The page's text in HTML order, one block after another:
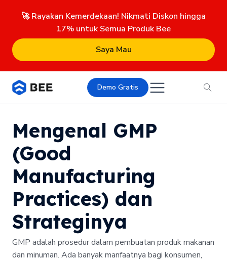
🚀 Rayakan Kemerdekaan! Nikmati Diskon hingga
17% untuk Semua Produk Bee
Saya Mau
Demo Gratis
Mengenal GMP
(Good
Manufacturing
Practices) dan
Strateginya
GMP adalah prosedur dalam pembuatan produk makanan
dan minuman. Ada banyak manfaatnya bagi konsumen,